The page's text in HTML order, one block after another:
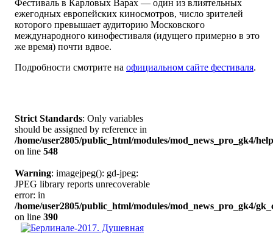
Фестиваль в Карловых Варах — один из влиятельных
ежегодных европейских киносмотров, число зрителей
которого превышает аудиторию Московского
международного кинофестиваля (идущего примерно в это
же время) почти вдвое.
Подробности смотрите на официальном сайте фестиваля.
Strict Standards: Only variables
should be assigned by reference in
/home/user2805/public_html/modules/mod_news_pro_gk4/
on line 548
Warning: imagejpeg(): gd-jpeg:
JPEG library reports unrecoverable
error: in
/home/user2805/public_html/modules/mod_news_pro_gk4/
on line 390